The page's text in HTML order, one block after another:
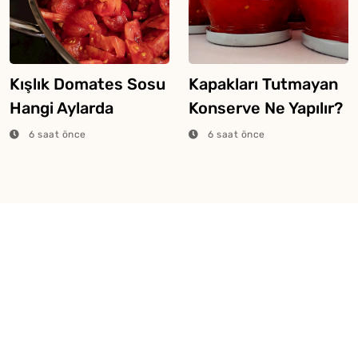
Kışlık Domates Sosu
Hangi Aylarda
Yapılır?
6 saat önce
Kapakları Tutmayan
Konserve Ne Yapılır?
6 saat önce